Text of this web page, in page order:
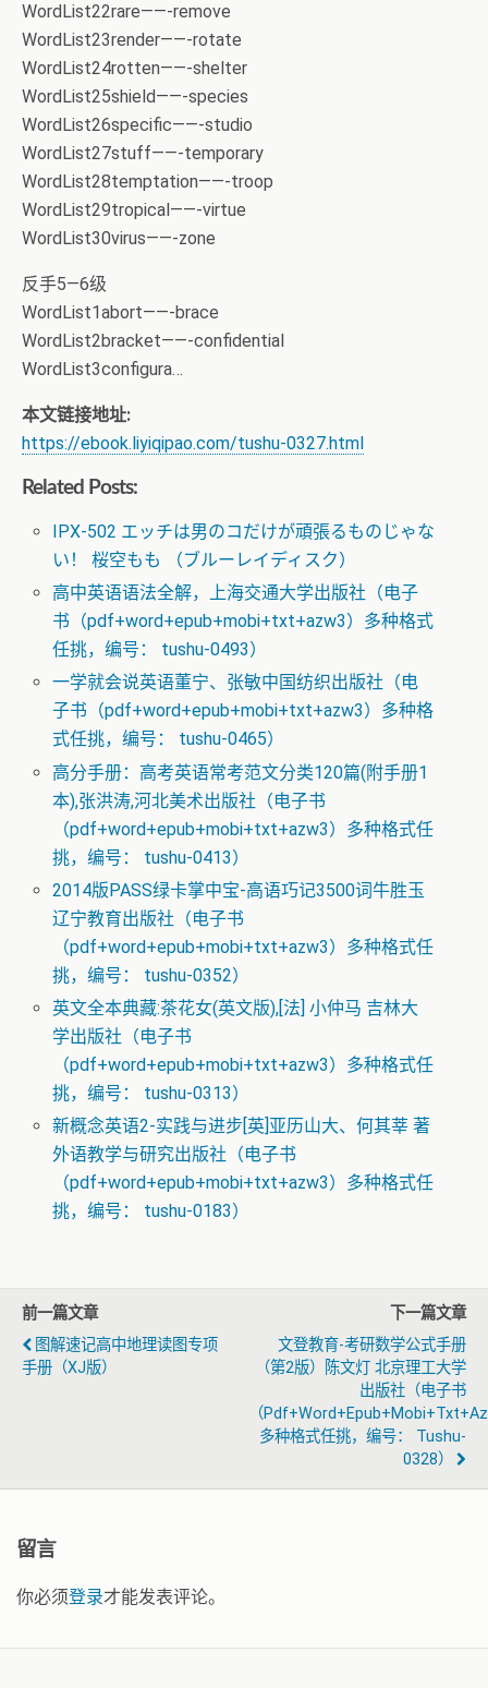
WordList22rare——-remove
WordList23render——-rotate
WordList24rotten——-shelter
WordList25shield——-species
WordList26specific——-studio
WordList27stuff——-temporary
WordList28temptation——-troop
WordList29tropical——-virtue
WordList30virus——-zone
反手5—6级
WordList1abort——-brace
WordList2bracket——-confidential
WordList3configura…
本文链接地址:
https://ebook.liyiqipao.com/tushu-0327.html
Related Posts:
IPX-502 エッチは男のコだけが頑張るものじゃな
い！ 桜空もも （ブルーレイディスク）
高中英语语法全解，上海交通大学出版社（电子
书（pdf+word+epub+mobi+txt+azw3）多种格式
任挑，编号： tushu-0493）
一学就会说英语董宁、张敏中国纺织出版社（电
子书（pdf+word+epub+mobi+txt+azw3）多种格
式任挑，编号： tushu-0465）
高分手册：高考英语常考范文分类120篇(附手册1
本),张洪涛,河北美术出版社（电子书
（pdf+word+epub+mobi+txt+azw3）多种格式任
挑，编号： tushu-0413）
2014版PASS绿卡掌中宝-高语巧记3500词牛胜玉
辽宁教育出版社（电子书
（pdf+word+epub+mobi+txt+azw3）多种格式任
挑，编号： tushu-0352）
英文全本典藏:茶花女(英文版),[法] 小仲马 吉林大
学出版社（电子书
（pdf+word+epub+mobi+txt+azw3）多种格式任
挑，编号： tushu-0313）
新概念英语2-实践与进步[英]亚历山大、何其莘 著
外语教学与研究出版社（电子书
（pdf+word+epub+mobi+txt+azw3）多种格式任
挑，编号： tushu-0183）
前一篇文章
图解速记高中地理读图专项
手册（XJ版）
下一篇文章
文登教育-考研数学公式手册
（第2版）陈文灯 北京理工大学
出版社（电子书
（
多种格式任挑，编号： Tushu-
0328）
留言
你必须登录才能发表评论。